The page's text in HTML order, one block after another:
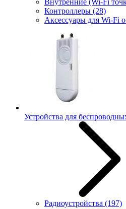
Внутренние (Wi-Fi
Контроллеры (28)
Аксессуары для Wi-Fi
Устройства для
Радиоустройства (197)